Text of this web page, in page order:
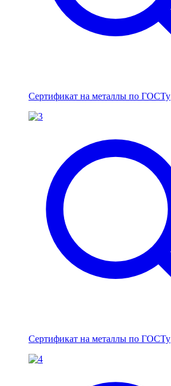
Сертификат на металлы по ГОСТу
Сертификат на металлы по ГОСТу